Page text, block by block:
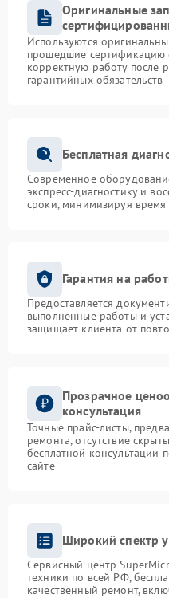
Оригинальные
Используются
прошедшие сертификацию
корректную работу после
гарантийных обязательств
Бесплатная
Современное
экспресс-диагностику и
сроки, минимизируя время
Гарантия на
Предоставляется
выполненные работы и
защищает клиента от
Прозрачное
консультация
Точные прайс-листы,
ремонта, отсутствие
бесплатной консультации
сайте
Широкий спектр
Сервисный центр
техники по всей РФ,
качественный ремонт,